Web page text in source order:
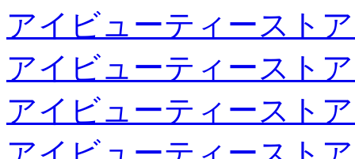
アイビューティースト
アイビューティースト
アイビューティースト